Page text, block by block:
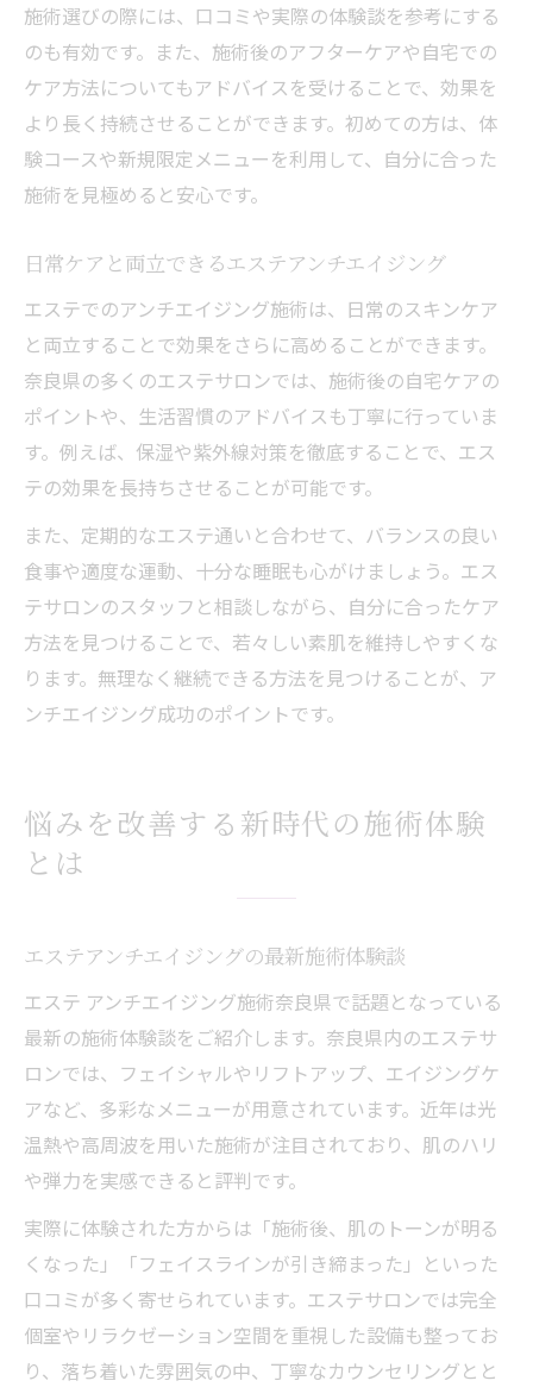
施術選びの際には、口コミや実際の体験談を参考にする
のも有効です。また、施術後のアフターケアや自宅での
ケア方法についてもアドバイスを受けることで、効果を
より長く持続させることができます。初めての方は、体
験コースや新規限定メニューを利用して、自分に合った
施術を見極めると安心です。
日常ケアと両立できるエステアンチエイジング
エステでのアンチエイジング施術は、日常のスキンケア
と両立することで効果をさらに高めることができます。
奈良県の多くのエステサロンでは、施術後の自宅ケアの
ポイントや、生活習慣のアドバイスも丁寧に行っていま
す。例えば、保湿や紫外線対策を徹底することで、エス
テの効果を長持ちさせることが可能です。
また、定期的なエステ通いと合わせて、バランスの良い
食事や適度な運動、十分な睡眠も心がけましょう。エス
テサロンのスタッフと相談しながら、自分に合ったケア
方法を見つけることで、若々しい素肌を維持しやすくな
ります。無理なく継続できる方法を見つけることが、ア
ンチエイジング成功のポイントです。
悩みを改善する新時代の施術体験
とは
エステアンチエイジングの最新施術体験談
エステ アンチエイジング施術奈良県で話題となっている
最新の施術体験談をご紹介します。奈良県内のエステサ
ロンでは、フェイシャルやリフトアップ、エイジングケ
アなど、多彩なメニューが用意されています。近年は光
温熱や高周波を用いた施術が注目されており、肌のハリ
や弾力を実感できると評判です。
実際に体験された方からは「施術後、肌のトーンが明る
くなった」「フェイスラインが引き締まった」といった
口コミが多く寄せられています。エステサロンでは完全
個室やリラクゼーション空間を重視した設備も整ってお
り、落ち着いた雰囲気の中、丁寧なカウンセリングとと